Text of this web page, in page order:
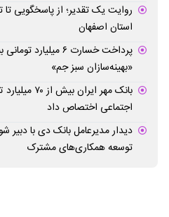
روایت یک تقدیر؛ از پاسخگویی تا
استان اصفهان
پرداخت خسارت ۶
«بهینه‌سازان سبز جم»
بانک مهر
اجتماعی اختصاص داد
دیدار مدیرعامل بانک دی با دبیر
توسعه همکاری‌های مشترک